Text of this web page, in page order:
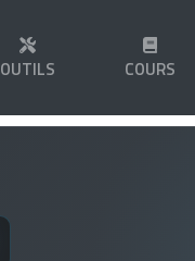
OUTILS COURS